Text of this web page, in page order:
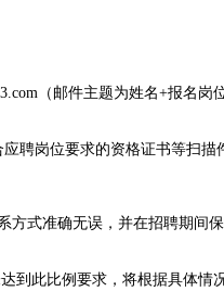
（邮件主题为姓名+报名岗
岗位要求的资格证书等扫描
准确无误，并在招聘期间
此比例要求，将根据具体情